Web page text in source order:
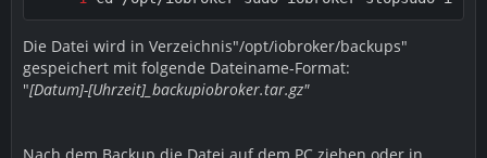
Die Datei wird in Verzeichnis"/opt/iobroker/backups"
gespeichert mit folgende Dateiname-Format:
"[Datum]-[Uhrzeit] _backupiobroker.tar.gz"